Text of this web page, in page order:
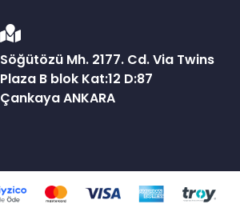
Söğütözü Mh. 2177. Cd. Via Twins
Plaza B blok Kat:12 D:87
Çankaya ANKARA